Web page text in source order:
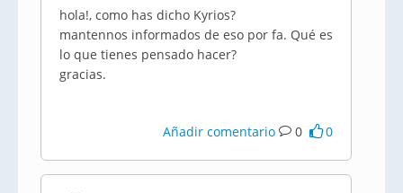
hola!, como has dicho Kyrios?
mantennos informados de eso por fa. Qué es
lo que tienes pensado hacer?
gracias.
Añadir comentario 0 0